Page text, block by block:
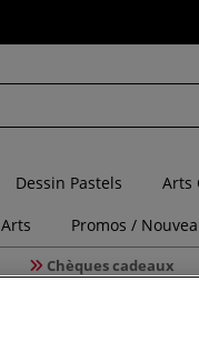
Dessin Pastels Arts
Promos /
Chèques cadeaux